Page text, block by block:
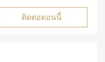
ติดต่อตอนนี้